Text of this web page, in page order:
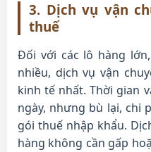
3. Dịch vụ vận
thuế
Đối với các lô hàng
nhiều, dịch vụ vận
kinh tế nhất. Thời gian
ngày, nhưng bù lại, chi
gói thuế nhập khẩu.
hàng không cần gấp